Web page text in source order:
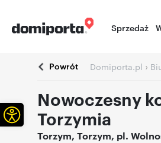
Sprzedaż
Powrót Domiporta.pl ›
Nowoczesny
Torzymia
Torzym, Torzym, pl.
Otwórz pasek narzędzi